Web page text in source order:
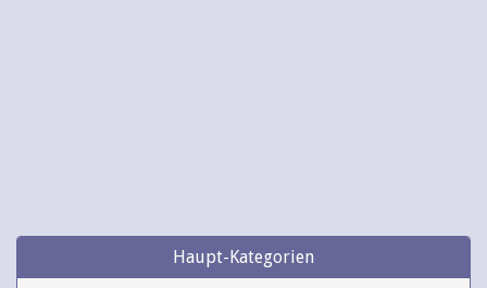
Haupt-Kategorien